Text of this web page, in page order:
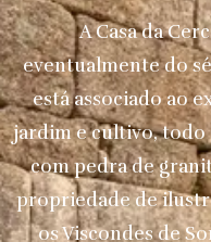
A Casa da
eventualmente do
está associado ao
jardim e cultivo, todo
com pedra de
propriedade de
os Viscondes de